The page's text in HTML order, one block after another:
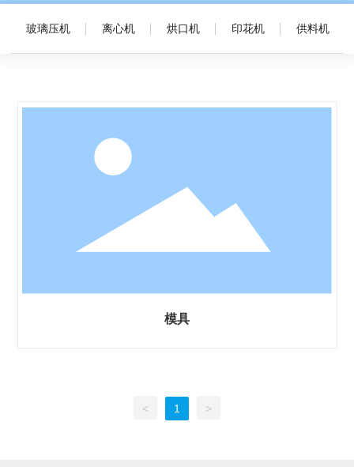
联系我们
玻璃压机 离心机 烘口机 印花机 供料机
模具
< 1 >